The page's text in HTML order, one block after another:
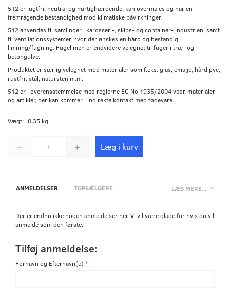
512 er lugtfri, neutral og hurtighærdende, kan overmales og har en
fremragende bestandighed mod klimatiske påvirkninger.
512 anvendes til samlinger i karosseri-, skibs- og container- industrien, samt
til ventilationssystemer, hvor der ønskes en hård og bestandig
limning/fugning. Fugelimen er endvidere velegnet til fuger i træ- og
betongulve.
Produktet er særlig velegnet mod materialer som f.eks. glas, emalje, hård pvc,
rustfrit stål, natursten m.m.
512 er i overensstemmelse med reglerne EC No 1935/2004 vedr. materialer
og artikler, der kan kommer i indirekte kontakt med fødevare.
Vægt: 0,35 kg
Læg i kurv
LÆS MERE...
ANMELDELSER TOPSÆLGERE
Der er endnu ikke nogen anmeldelser her. Vi vil være glade for hvis du vil
anmelde som den første.
Tilføj anmeldelse:
Fornavn og Efternavn(e)